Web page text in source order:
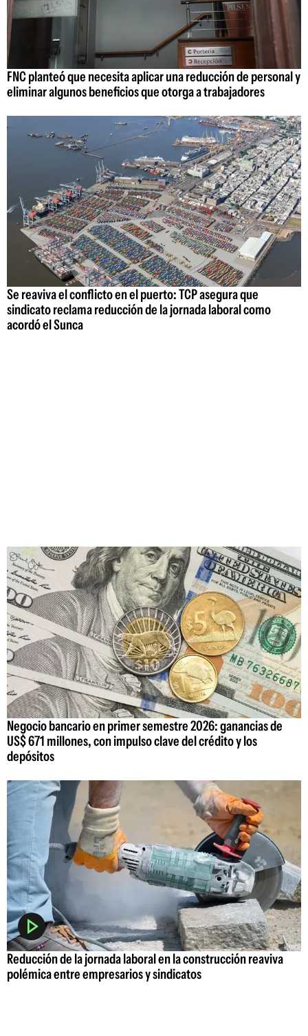
FNC planteó que necesita aplicar una reducción de personal y
eliminar algunos beneficios que otorga a trabajadores
Se reaviva el conflicto en el puerto: TCP asegura que
sindicato reclama reducción de la jornada laboral como
acordó el Sunca
Negocio bancario en primer semestre 2026: ganancias de
US$ 671 millones, con impulso clave del crédito y los
depósitos
Reducción de la jornada laboral en la construcción reaviva
polémica entre empresarios y sindicatos